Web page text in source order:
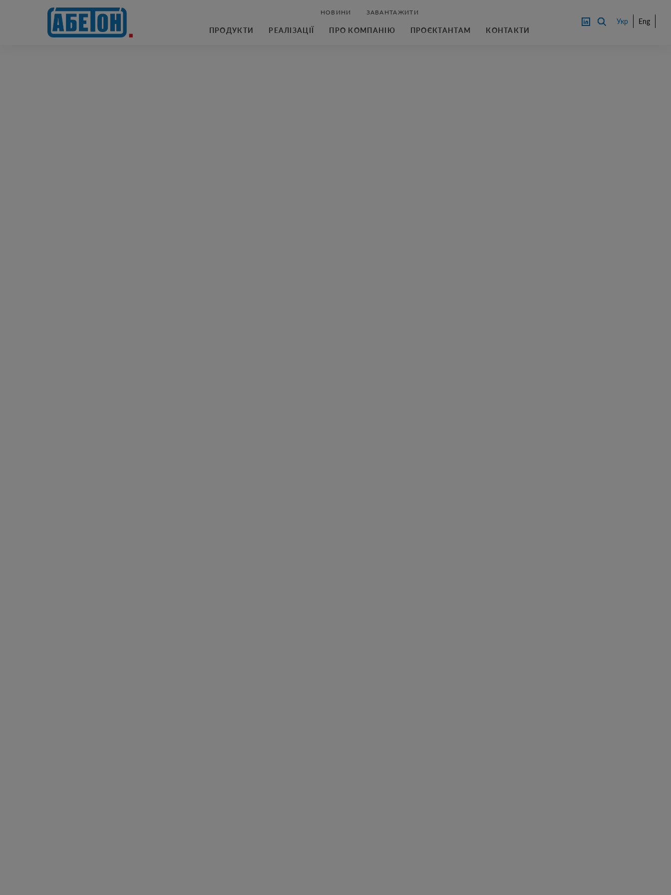
ПРОДУКТИ РЕАЛІЗАЦІЇ ПРО КОМПАНІЮ ПРОЄКТАНТАМ КОНТАКТИ
НОВИНИ ЗАВАНТАЖИТИ
Eng
Укр
очисні споруди